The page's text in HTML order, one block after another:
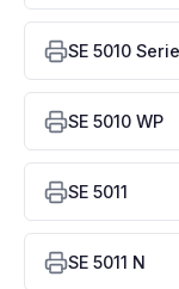
SE 5010
SE 5010 WP
SE 5011
SE 5011 N